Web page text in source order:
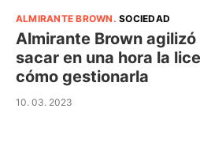
ALMIRANTE BROWN .SOCIEDAD
Almirante Brown
sacar en una hora la
cómo gestionarla
10. 03. 2023